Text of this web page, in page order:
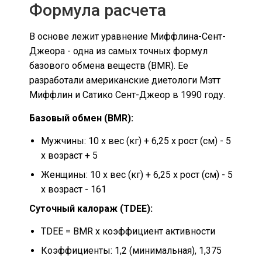
Формула расчета
В основе лежит уравнение Миффлина-Сент-
Джеора - одна из самых точных формул
базового обмена веществ (BMR). Ее
разработали американские диетологи Мэтт
Миффлин и Сатико Сент-Джеор в 1990 году.
Базовый обмен (BMR):
Мужчины: 10 x вес (кг) + 6,25 x рост (см) - 5
x возраст + 5
Женщины: 10 x вес (кг) + 6,25 x рост (см) - 5
x возраст - 161
Суточный калораж (TDEE):
TDEE = BMR x коэффициент активности
Коэффициенты: 1,2 (минимальная), 1,375